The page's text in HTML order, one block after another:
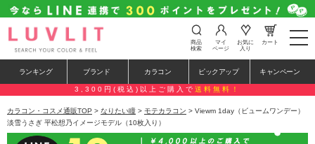
t
o
e
n
a
商品
検索
マイ
ページ
お気に
入り
カート
ランキング ブランド カラコン ピックアップ キャンペーン
3,300円(税込)以上ご購入で 送料無料！
カラコン・コスメ通販TOP > なりたい瞳 > モテカラコン > Viewm 1day（ビュームワンデー）
淡雪うさぎ 平松想乃イメージモデル（10枚入り）